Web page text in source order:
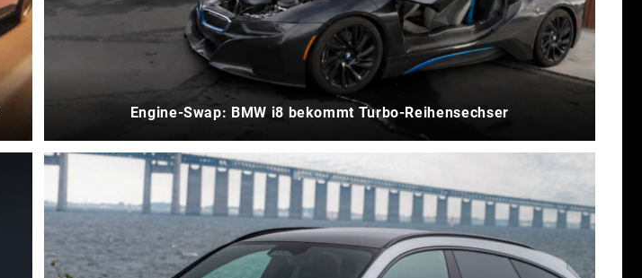
Engine-Swap: BMW i8 bekommt Turbo-Reihensechser